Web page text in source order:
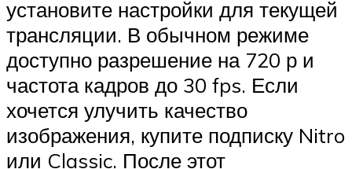
установите настройки для текущей
трансляции. В обычном режиме
доступно разрешение на 720 р и
частота кадров до 30 fps. Если
хочется улучить качество
изображения, купите подписку Nitro
или Classic. После этот